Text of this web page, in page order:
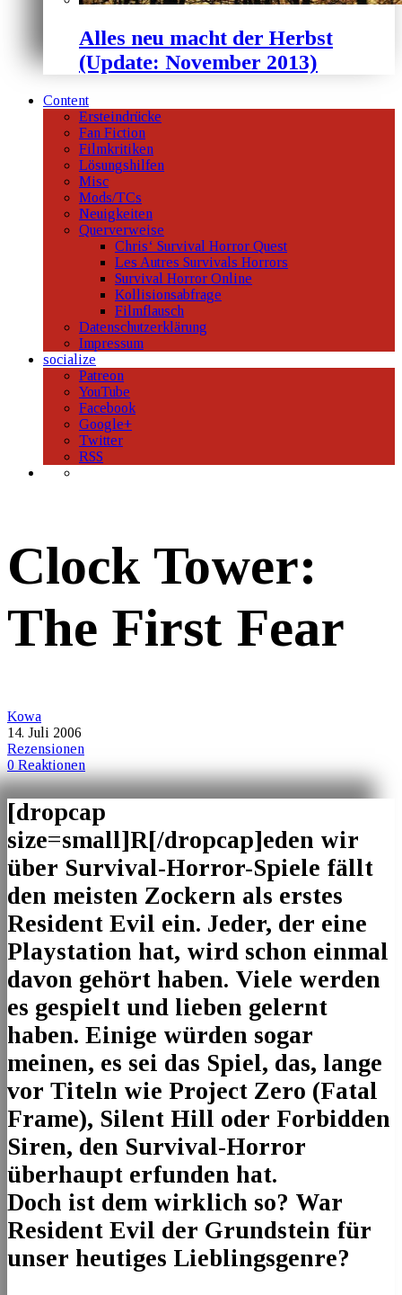
Alles neu macht der Herbst
(Update: November 2013)
Content
Ersteindrücke
Fan Fiction
Filmkritiken
Lösungshilfen
Misc
Mods/TCs
Neuigkeiten
Querverweise
Chris‘ Survival Horror Quest
Les Autres Survivals Horrors
Survival Horror Online
Kollisionsabfrage
Filmflausch
Datenschutzerklärung
Impressum
socialize
Patreon
YouTube
Facebook
Google+
Twitter
RSS
Clock Tower:
The First Fear
Kowa
14. Juli 2006
Rezensionen
0 Reaktionen
[dropcap
size=small]R[/dropcap]eden wir
über Survival-Horror-Spiele fällt
den meisten Zockern als erstes
Resident Evil ein. Jeder, der eine
Playstation hat, wird schon einmal
davon gehört haben. Viele werden
es gespielt und lieben gelernt
haben. Einige würden sogar
meinen, es sei das Spiel, das, lange
vor Titeln wie Project Zero (Fatal
Frame), Silent Hill oder Forbidden
Siren, den Survival-Horror
überhaupt erfunden hat.
Doch ist dem wirklich so? War
Resident Evil der Grundstein für
unser heutiges Lieblingsgenre?